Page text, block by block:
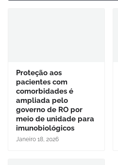
Proteção aos
pacientes com
comorbidades é
ampliada pelo
governo de RO por
meio de unidade para
imunobiológicos
Janeiro 18, 2026